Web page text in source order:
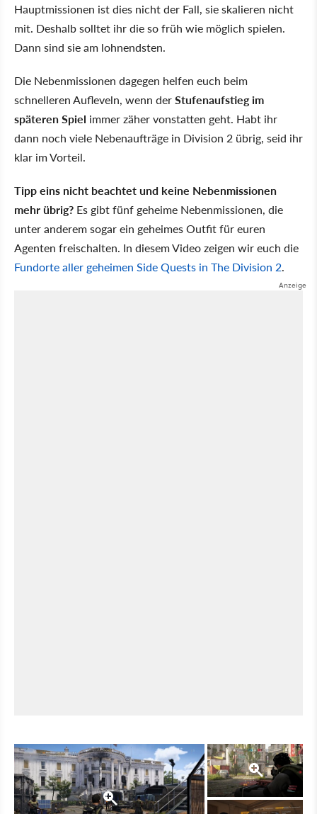
Hauptmissionen ist dies nicht der Fall, sie skalieren nicht
mit. Deshalb solltet ihr die so früh wie möglich spielen.
Dann sind sie am lohnendsten.
Die Nebenmissionen dagegen helfen euch beim
schnelleren Aufleveln, wenn derStufenaufstieg im
späteren Spiel immer zäher vonstatten geht. Habt ihr
dann noch viele Nebenaufträge in Division 2 übrig, seid ihr
klar im Vorteil.
Tipp eins nicht beachtet und keine Nebenmissionen
mehr übrig? Es gibt fünf geheime Nebenmissionen, die
unter anderem sogar ein geheimes Outfit für euren
Agenten freischalten. In diesem Video zeigen wir euch die
Fundorte aller geheimen Side Quests in The Division 2.